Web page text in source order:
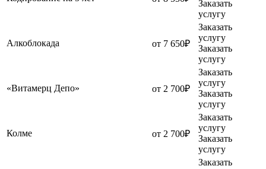
Заказать
услугу
Алкоблокада от 7 650₽
Заказать
услугу
Заказать
услугу
«Витамерц Депо» от 2 700₽
Заказать
услугу
Заказать
услугу
Колме от 2 700₽
Заказать
услугу
Заказать
услугу
Заказать